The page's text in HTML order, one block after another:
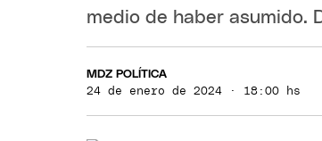
medio de haber asumido.
MDZ POLÍTICA
24 de enero de 2024 · 18:00 hs